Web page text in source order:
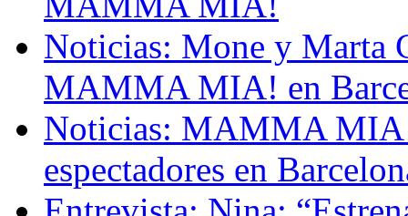
Noticias: Mone y Marta
MAMMA MIA! en
Noticias: MAMMA
espectadores en